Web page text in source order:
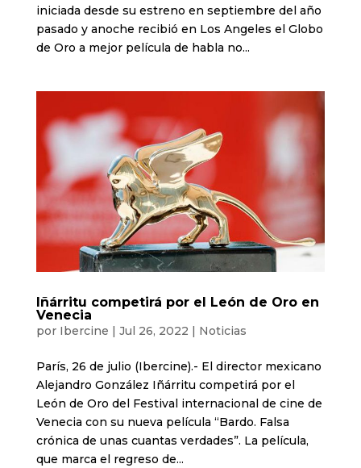
iniciada desde su estreno en septiembre del año
pasado y anoche recibió en Los Angeles el Globo
de Oro a mejor película de habla no...
Iñárritu competirá por el León de Oro en
Venecia
por Ibercine Jul 26, 2022 Noticias
París, 26 de julio (Ibercine).- El director mexicano
Alejandro González Iñárritu competirá por el
León de Oro del Festival internacional de cine de
Venecia con su nueva película “Bardo. Falsa
crónica de unas cuantas verdades”. La película,
que marca el regreso de...